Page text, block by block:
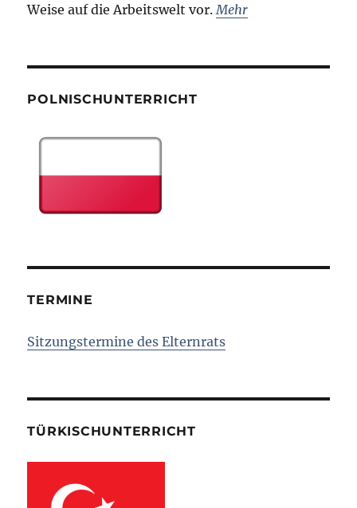
Weise auf die Arbeitswelt vor. Mehr
POLNISCHUNTERRICHT
TERMINE
Sitzungstermine des Elternrats
TÜRKISCHUNTERRICHT